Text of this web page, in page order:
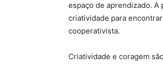
espaço de aprendizado. A
criatividade para
cooperativista.
Criatividade e coragem